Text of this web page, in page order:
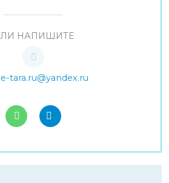
НАПИШИТЕ
tara.ru@yandex.ru